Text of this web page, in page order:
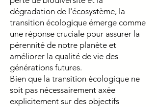
dégradation de l'écosystème, la
transition écologique émerge comme
une réponse cruciale pour assurer la
pérennité de notre planète et
améliorer la qualité de vie des
générations futures.
Bien que la transition écologique ne
soit pas nécessairement axée
explicitement sur des objectifs